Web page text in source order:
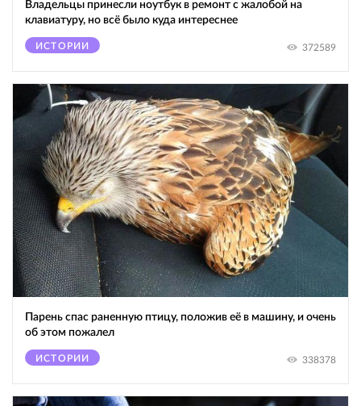
Владельцы принесли ноутбук в ремонт с жалобой на
клавиатуру, но всё было куда интереснее
ИСТОРИИ 372589
Парень спас раненную птицу, положив её в машину, и очень
об этом пожалел
ИСТОРИИ 338378